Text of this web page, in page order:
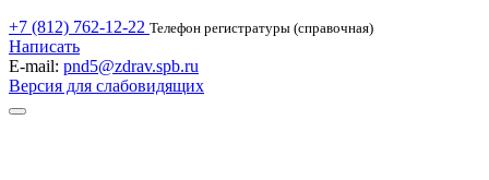
+7 (812) 762-12-22 Телефон регистратуры (справочная)
Написать
E-mail: pnd5@zdrav.spb.ru
Версия для слабовидящих